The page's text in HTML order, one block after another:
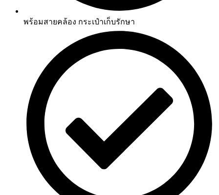
พร้อมสายคล้อง กระเป๋าเก็บรักษา